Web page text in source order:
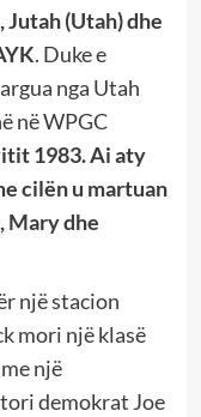
Jutah (Utah) dhe
. Duke e
nga Utah
në WPGC
1983.Ai aty
cilën u martuan
Mary dhe
një stacion
mori një klasë
një
demokrat Joe